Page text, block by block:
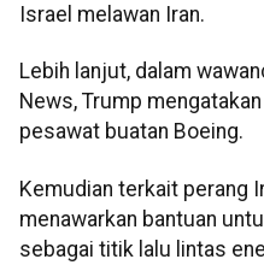
Israel melawan Iran.
Lebih lanjut, dalam
News, Trump
pesawat buatan Boeing.
Kemudian terkait perang
menawarkan bantuan
sebagai titik lalu lintas